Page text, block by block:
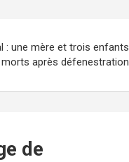
: une mère et trois enfants
morts après défenestration
de